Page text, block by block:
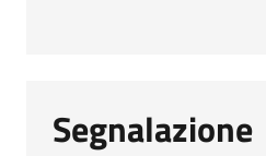
Segnalazione